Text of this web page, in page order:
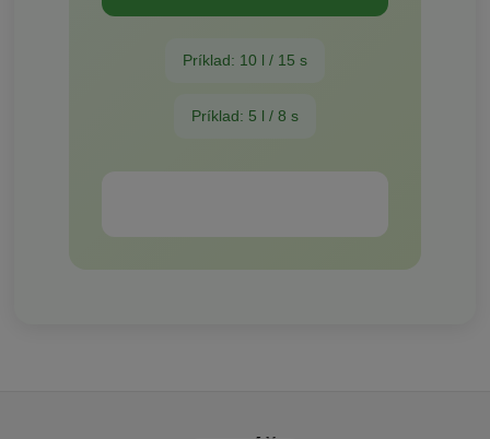
Príklad: 10 l / 15 s
Príklad: 5 l / 8 s